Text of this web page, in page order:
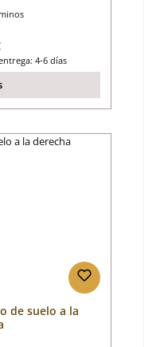
4-6 días
de suelo a la